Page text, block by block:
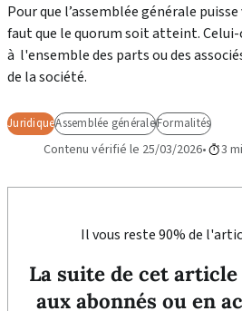
Pour que l’assemblée générale
faut que le quorum soit atteint.
à l'ensemble des parts ou des
de la société.
JuridiqueAssemblée généraleFormalités
Contenu vérifié le 25/03/2026 3
Il vous reste 90% de
La suite de cet
aux abonnés ou en